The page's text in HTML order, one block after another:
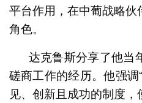
平台作用，在中葡战略伙
角色。
达克鲁斯分享了他当
磋商工作的经历。他强调
见、创新且成功的制度